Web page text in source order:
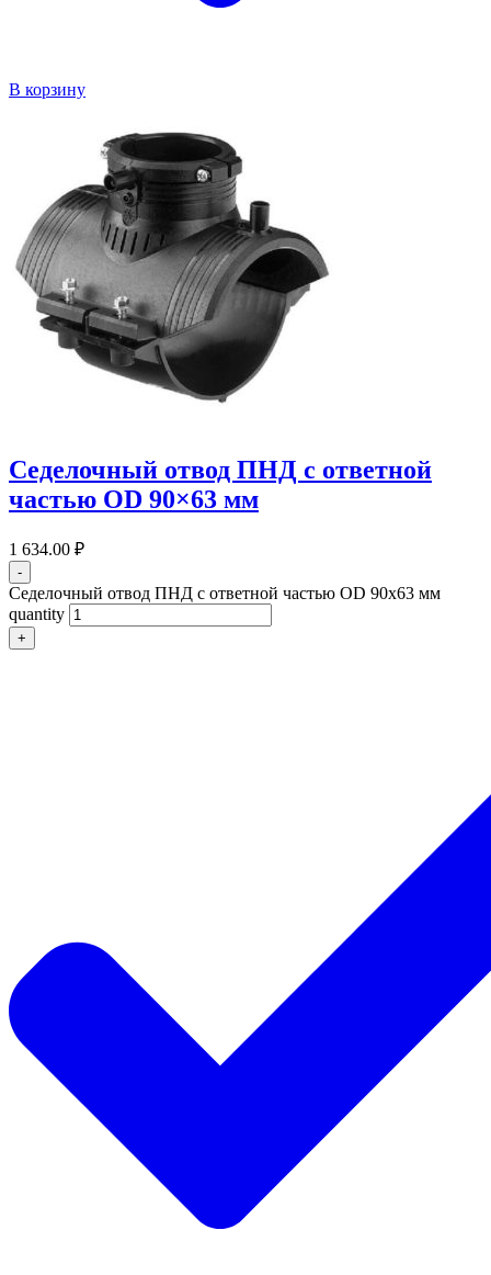
В корзину
Седелочный отвод ПНД с ответной
частью OD 90×63 мм
1 634.00 ₽
-
Седелочный отвод ПНД с ответной частью OD 90x63 мм
quantity
+